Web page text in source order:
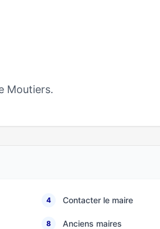
Moutiers.
4 Contacter le maire
8 Anciens maires